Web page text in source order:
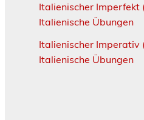
Italienischer
Italienische Übungen
Italienischer Imperativ
Italienische Übungen